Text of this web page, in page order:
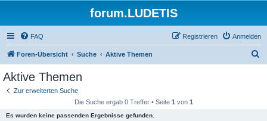
forum.LUDETIS
FAQ Anmelden
Registrieren
Foren-Übersicht Suche Aktive Themen
Aktive Themen
Zur erweiterten Suche
Die Suche ergab 0 Treffer • Seite 1 von 1
Es wurden keine passenden Ergebnisse gefunden.